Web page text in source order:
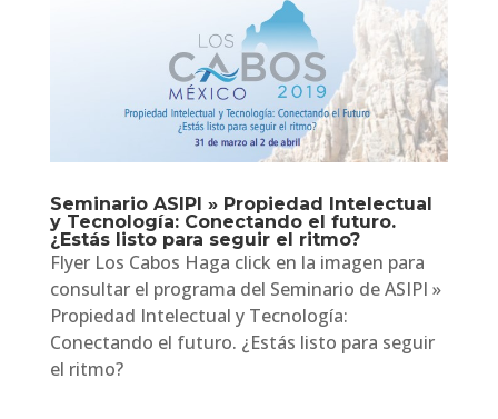
Seminario ASIPI » Propiedad Intelectual
y Tecnología: Conectando el futuro.
¿Estás listo para seguir el ritmo?
Flyer Los Cabos Haga click en la imagen para
consultar el programa del Seminario de ASIPI »
Propiedad Intelectual y Tecnología:
Conectando el futuro. ¿Estás listo para seguir
el ritmo?